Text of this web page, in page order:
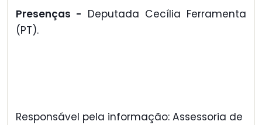
Presenças - Deputada Cecília Ferramenta
(PT).
Responsável pela informação: Assessoria de